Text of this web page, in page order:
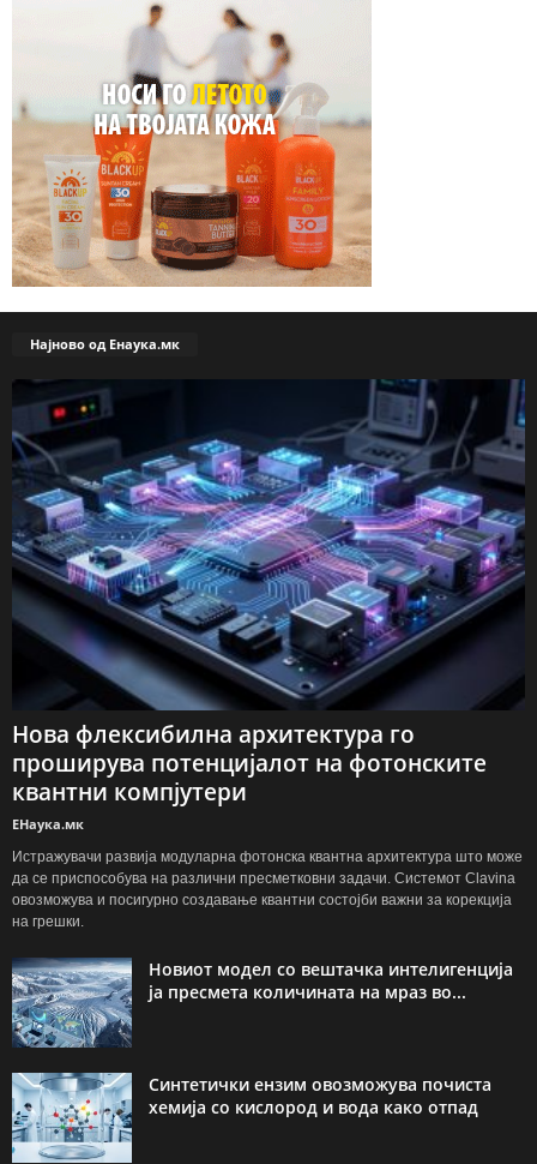
Најново од Енаука.мк
Нова флексибилна архитектура го
проширува потенцијалот на фотонските
квантни компјутери
ЕНаука.мк
Истражувачи развија модуларна фотонска квантна архитектура што може
да се приспособува на различни пресметковни задачи. Системот Clavina
овозможува и посигурно создавање квантни состојби важни за корекција
на грешки.
Новиот модел со вештачка интелигенција
ја пресмета количината на мраз во...
Синтетички ензим овозможува почиста
хемија со кислород и вода како отпад